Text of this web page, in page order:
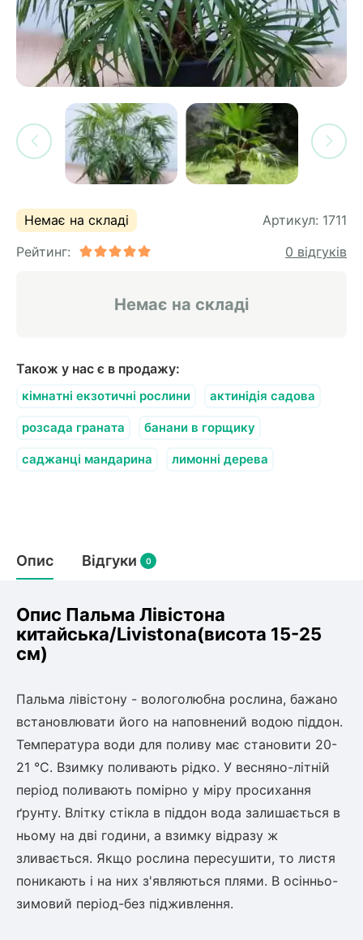
лохини
(агротканини)
Немає на складі Артикул: 1711
Рейтинг:
0 відгуків
Немає на складі
Також у нас є в продажу:
кімнатні екзотичні рослини актинідія садова
розсада граната банани в горщику
саджанці мандарина лимонні дерева
Опис Відгуки 0
Опис Пальма Лівістона
китайська/Livistona(висота 15-25
см)
Пальма лівістону - вологолюбна рослина, бажано
встановлювати його на наповнений водою піддон.
Температура води для поливу має становити 20-
21 °С. Взимку поливають рідко. У весняно-літній
період поливають помірно у міру просихання
ґрунту. Влітку стікла в піддон вода залишається в
ньому на дві години, а взимку відразу ж
зливається. Якщо рослина пересушити, то листя
поникають і на них з'являються плями. В осінньо-
зимовий період-без підживлення.